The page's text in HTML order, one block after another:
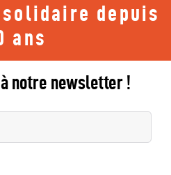
depuis
ans
notre newsletter !